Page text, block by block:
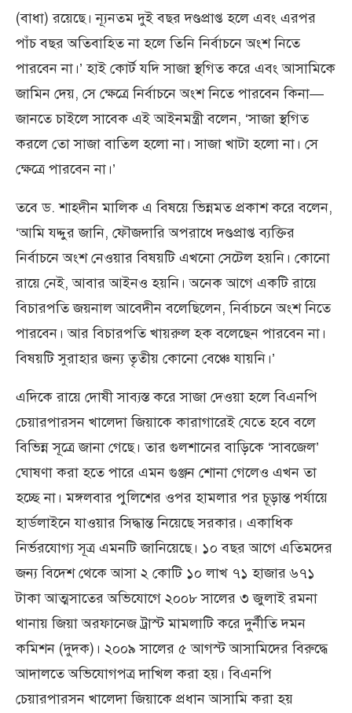
(বাধা) রয়েছে। ন্যূনতম দুই বছর দণ্ডপ্রাপ্ত হলে এবং এরপর
পাঁচ বছর অতিবাহিত না হলে তিনি নির্বাচনে অংশ নিতে
পারবেন না।’ হাই কোর্ট যদি সাজা স্থগিত করে এবং আসামিকে
জামিন দেয়, সে ক্ষেত্রে নির্বাচনে অংশ নিতে পারবেন কিনা—
জানতে চাইলে সাবেক এই আইনমন্ত্রী বলেন, ‘সাজা স্থগিত
করলে তো সাজা বাতিল হলো না। সাজা খাটা হলো না। সে
ক্ষেত্রে পারবেন না।’
তবে ড. শাহ্দীন মালিক এ বিষয়ে ভিন্নমত প্রকাশ করে বলেন,
‘আমি যদ্দুর জানি, ফৌজদারি অপরাধে দণ্ডপ্রাপ্ত ব্যক্তির
নির্বাচনে অংশ নেওয়ার বিষয়টি এখনো সেটেল হয়নি। কোনো
রায়ে নেই, আবার আইনও হয়নি। অনেক আগে একটি রায়ে
বিচারপতি জয়নাল আবেদীন বলেছিলেন, নির্বাচনে অংশ নিতে
পারবেন। আর বিচারপতি খায়রুল হক বলেছেন পারবেন না।
বিষয়টি সুরাহার জন্য তৃতীয় কোনো বেঞ্চে যায়নি।’
এদিকে রায়ে দোষী সাব্যস্ত করে সাজা দেওয়া হলে বিএনপি
চেয়ারপারসন খালেদা জিয়াকে কারাগারেই যেতে হবে বলে
বিভিন্ন সূত্রে জানা গেছে। তার গুলশানের বাড়িকে ‘সাবজেল’
ঘোষণা করা হতে পারে এমন গুঞ্জন শোনা গেলেও এখন তা
হচ্ছে না। মঙ্গলবার পুলিশের ওপর হামলার পর চূড়ান্ত পর্যায়ে
হার্ডলাইনে যাওয়ার সিদ্ধান্ত নিয়েছে সরকার। একাধিক
নির্ভরযোগ্য সূত্র এমনটি জানিয়েছে। ১০ বছর আগে এতিমদের
জন্য বিদেশ থেকে আসা ২ কোটি ১০ লাখ ৭১ হাজার ৬৭১
টাকা আত্মসাতের অভিযোগে ২০০৮ সালের ৩ জুলাই রমনা
থানায় জিয়া অরফানেজ ট্রাস্ট মামলাটি করে দুর্নীতি দমন
কমিশন (দুদক)। ২০০৯ সালের ৫ আগস্ট আসামিদের বিরুদ্ধে
আদালতে অভিযোগপত্র দাখিল করা হয়। বিএনপি
চেয়ারপারসন খালেদা জিয়াকে প্রধান আসামি করা হয়